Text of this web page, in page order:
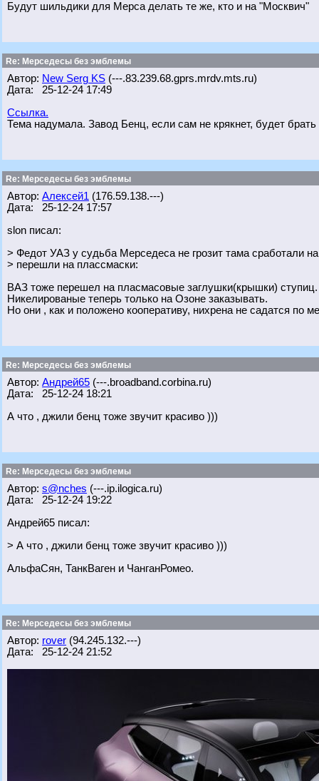
Будут шильдики для Мерса делать те же, кто и на "Москвич"
Re: Мерседесы без эмблемы
Автор: New Serg KS (---.83.239.68.gprs.mrdv.mts.ru)
Дата: 25-12-24 17:49
Ссылка.
Тема надумала. Завод Бенц, если сам не крякнет, будет
Re: Мерседесы без эмблемы
Автор: Алексей1 (176.59.138.---)
Дата: 25-12-24 17:57
slon писал:
> Федот УАЗ у судьба Мерседеса не грозит тама сработали
> перешли на плассмаски:
ВАЗ тоже перешел на пласмасовые заглушки(крышки) ступиц.
Никелированые теперь только на Озоне заказывать.
Но они , как и положено кооперативу, нихрена не садатся по
Re: Мерседесы без эмблемы
Автор: Андрей65 (---.broadband.corbina.ru)
Дата: 25-12-24 18:21
А что , джили бенц тоже звучит красиво )))
Re: Мерседесы без эмблемы
Автор: s@nches (---.ip.ilogica.ru)
Дата: 25-12-24 19:22
Андрей65 писал:
> А что , джили бенц тоже звучит красиво )))
АльфаСян, ТанкВаген и ЧанганРомео.
Re: Мерседесы без эмблемы
Автор: rover (94.245.132.---)
Дата: 25-12-24 21:52